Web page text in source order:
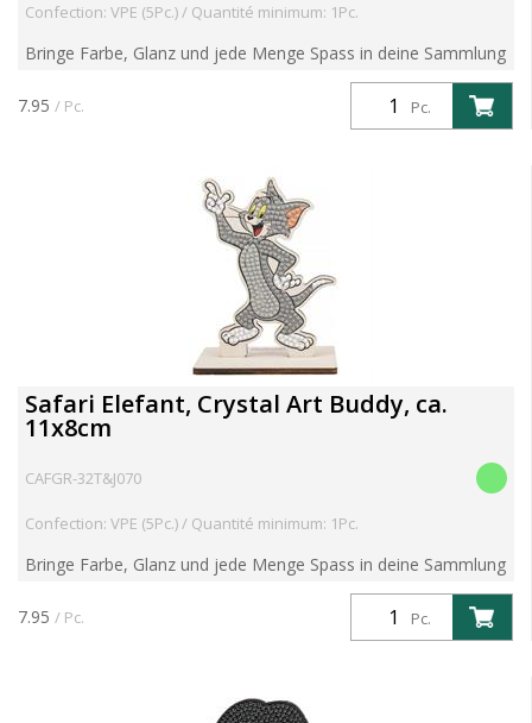
Confection: VPE (5Pc.) / Quantité minimum: 1Pc.
Bringe Farbe, Glanz und jede Menge Spass in deine Sammlung
mit der Serie 6 der beliebten Crystal Art Buddies Kits! Diese
preisgekrönten DIY-Figuren kombinieren nostalgisc...
Pc.
7.95 / Pc.
Safari Elefant, Crystal Art Buddy, ca.
11x8cm
CAFGR-32T&J070
Confection: VPE (5Pc.) / Quantité minimum: 1Pc.
Bringe Farbe, Glanz und jede Menge Spass in deine Sammlung
mit der Serie 6 der beliebten Crystal Art Buddies Kits! Diese
preisgekrönten DIY-Figuren kombinieren nostalgisc...
Pc.
7.95 / Pc.